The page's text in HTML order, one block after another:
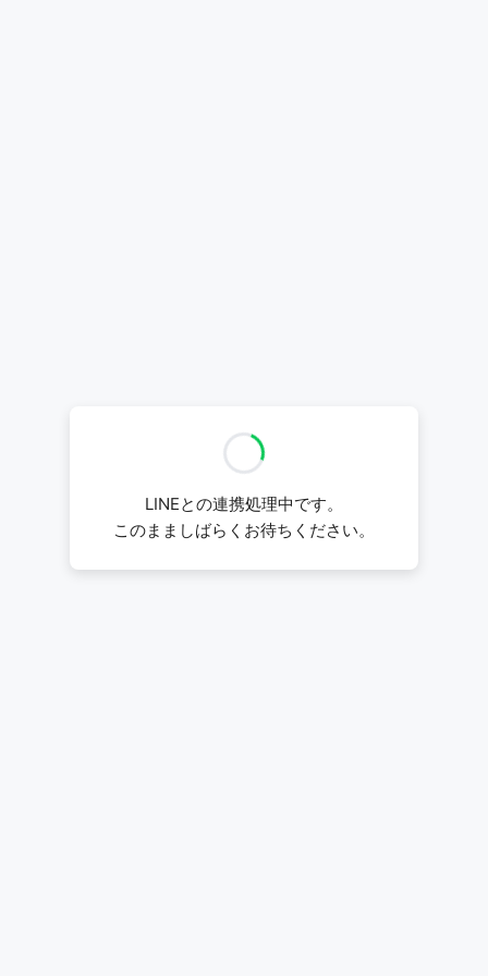
LINEとの連携処理中です。
このまましばらくお待ちください。